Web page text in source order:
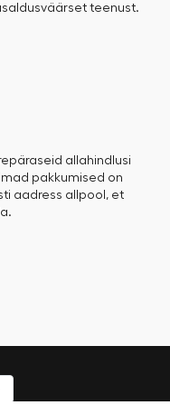
teenust.
allahindlusi
pakkumised on
aadress allpool, et